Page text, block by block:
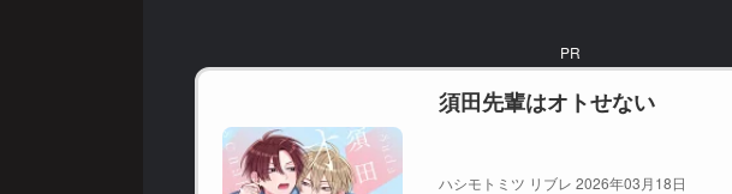
PR
須田先輩はオトせない
ハシモトミツ リブレ 2026年03月18日